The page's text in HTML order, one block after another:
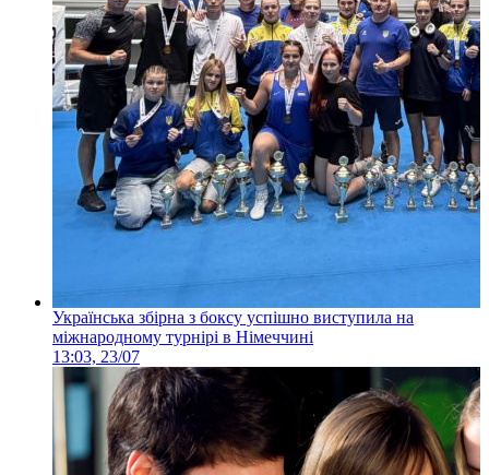
Українська збірна з боксу успішно виступила на
міжнародному турнірі в Німеччині
13:03, 23/07